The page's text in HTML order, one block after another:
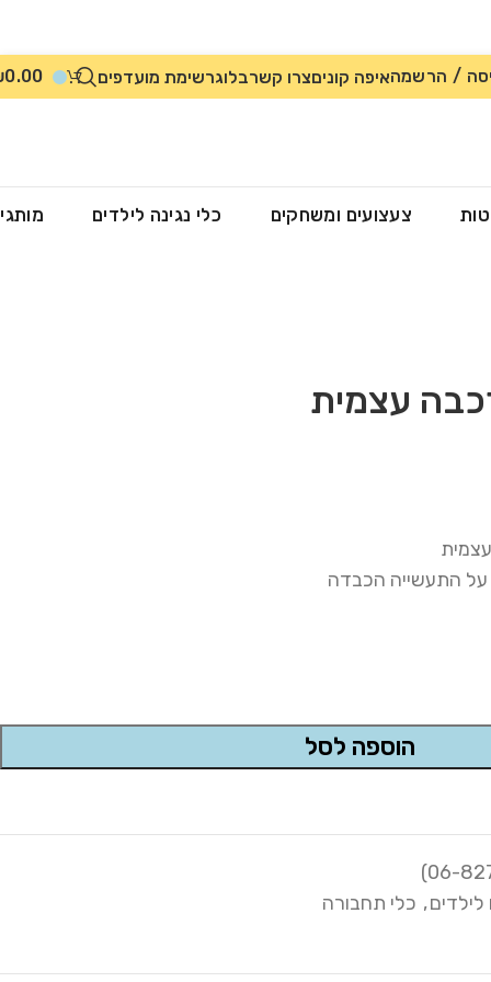
/ הרשמהאיפה קוניםצרו קשרבלוגרשימת מועדפים 0.00
צעצועים ומשחקים כלי נגינה לילדים
על התעשייה הכבדה
הוספה לסל
, כלי תחבורה